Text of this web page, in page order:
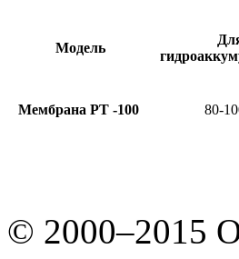
Модель
Мембрана PT -100 80-
© 2000–2015